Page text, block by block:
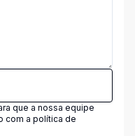
que a nossa equipe
com a política de